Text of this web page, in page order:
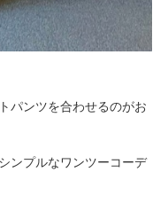
パンツを合わせるのがお
ンプルなワンツーコーデ